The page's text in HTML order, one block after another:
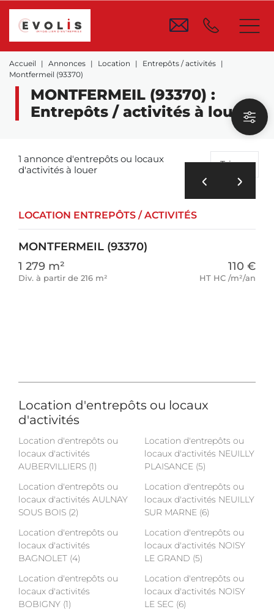
Accueil Annonces Location
Entrepôts / activités
Montfermeil (93370)
MONTFERMEIL (93370) :
Entrepôts / activités à louer
1 annonce d'entrepôts ou locaux
d'activités à louer
Trier
LOCATION ENTREPÔTS / ACTIVITÉS
MONTFERMEIL (93370)
1 279 m²
Div. à partir de 216 m²
110 €
HT HC /m²/an
Location d'entrepôts ou locaux
d'activités
Location d'entrepôts ou
locaux d'activités
AUBERVILLIERS (1)
Location d'entrepôts ou
locaux d'activités AULNAY
SOUS BOIS (2)
Location d'entrepôts ou
locaux d'activités
BAGNOLET (4)
Location d'entrepôts ou
locaux d'activités
BOBIGNY (1)
Location d'entrepôts ou
locaux d'activités NEUILLY
PLAISANCE (5)
Location d'entrepôts ou
locaux d'activités NEUILLY
SUR MARNE (6)
Location d'entrepôts ou
locaux d'activités NOISY
LE GRAND (5)
Location d'entrepôts ou
locaux d'activités NOISY
LE SEC (6)